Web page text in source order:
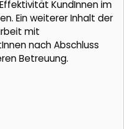
KundInnen im
Ein weiterer Inhalt der
mit
nach Abschluss
Betreuung.